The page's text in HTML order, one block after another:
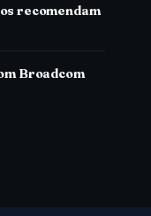
recomendam
Broadcom